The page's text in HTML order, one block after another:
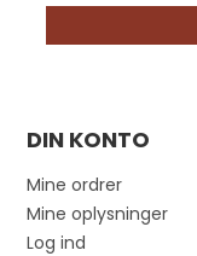
DIN KONTO
Mine ordrer
Mine oplysninger
Log ind